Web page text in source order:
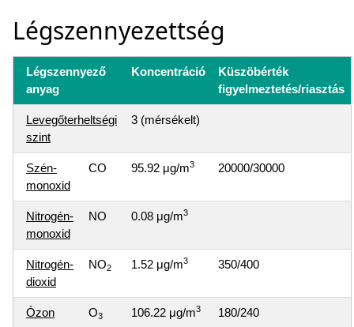
Légszennyezettség
Légszennyező
anyag
Koncentráció
Küszöbérték
figyelmeztetés/riasztás
Levegőterheltségi
szint
3 (mérsékelt)
Szén-
monoxid
CO 95.92 μg/m3 20000/30000
Nitrogén-
monoxid
NO 0.08 μg/m3
Nitrogén-
dioxid
NO2 1.52 μg/m3 350/400
Ózon O3 106.22 μg/m3 180/240